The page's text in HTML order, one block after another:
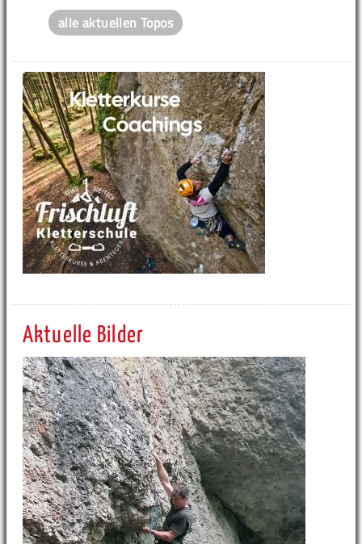
alle aktuellen Topos
Aktuelle Bilder